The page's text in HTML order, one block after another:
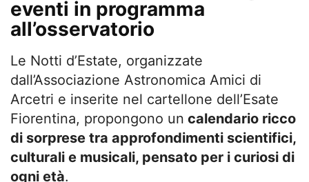
eventi in programma
all’osservatorio
Le Notti d’Estate, organizzate
dall’Associazione Astronomica Amici di
Arcetri e inserite nel cartellone dell’Esate
Fiorentina, propongono un calendario ricco
di sorprese tra approfondimenti scientifici,
culturali e musicali, pensato per i curiosi di
ogni età.